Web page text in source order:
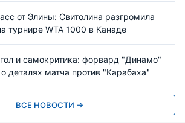
от Элины: Свитолина разгромила
турнире WTA 1000 в Канаде
и самокритика: форвард "Динамо"
деталях матча против "Карабаха"
ВСЕ НОВОСТИ →